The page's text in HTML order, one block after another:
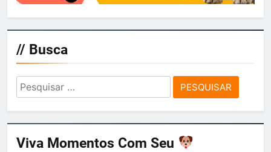
// Busca
Pesquisar
por:
Viva Momentos Com Seu